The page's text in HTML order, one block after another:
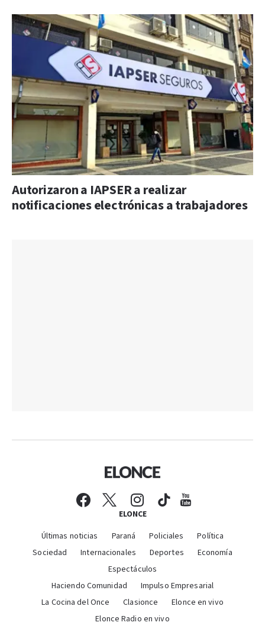
Autorizaron a IAPSER a realizar
notificaciones electrónicas a trabajadores
ELONCE
Últimas noticias Paraná Policiales
Política
Sociedad
Internacionales Deportes
Economía
Espectáculos
Haciendo Comunidad
Impulso Empresarial
La Cocina del Once
Clasionce
Elonce en vivo
Elonce Radio en vivo